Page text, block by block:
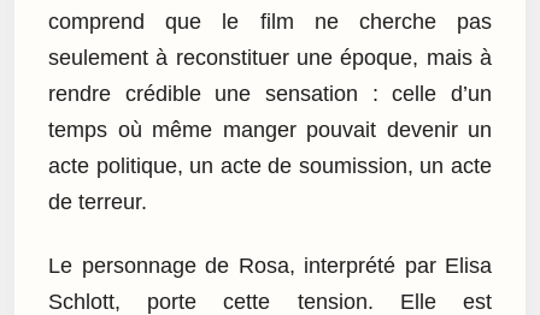
comprend que le film ne cherche pas
seulement à reconstituer une époque, mais à
rendre crédible une sensation : celle d’un
temps où même manger pouvait devenir un
acte politique, un acte de soumission, un acte
de terreur.
Le personnage de Rosa, interprété par Elisa
Schlott, porte cette tension. Elle est